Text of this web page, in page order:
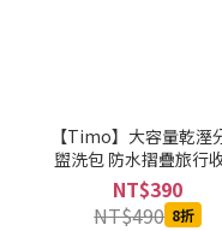
【Timo】大容量乾溼
盥洗包 防水摺疊旅行
包 藏青
NT$390
NT$490 8折